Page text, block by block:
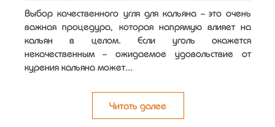
Выбор качественного угля для кальяна - это очень
важная процедура, которая напрямую влияет на
кальян в целом. Если уголь окажется
некачественным - ожидаемое удовольствие от
курения кальяна может...
Читать далее